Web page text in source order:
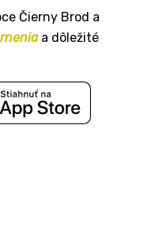
Čierny Brod a
a dôležité